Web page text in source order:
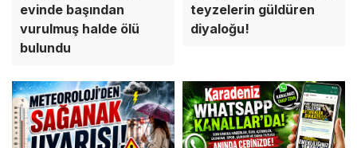
evinde başından
vurulmuş halde ölü
bulundu
teyzelerin güldüren
diyaloğu!